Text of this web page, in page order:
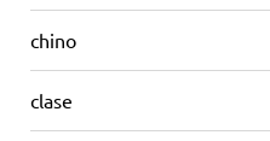
chino
clase